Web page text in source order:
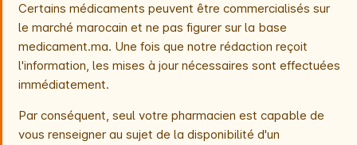
Certains médicaments peuvent être commercialisés sur
le marché marocain et ne pas figurer sur la base
medicament.ma. Une fois que notre rédaction reçoit
l'information, les mises à jour nécessaires sont effectuées
immédiatement.
Par conséquent, seul votre pharmacien est capable de
vous renseigner au sujet de la disponibilité d'un